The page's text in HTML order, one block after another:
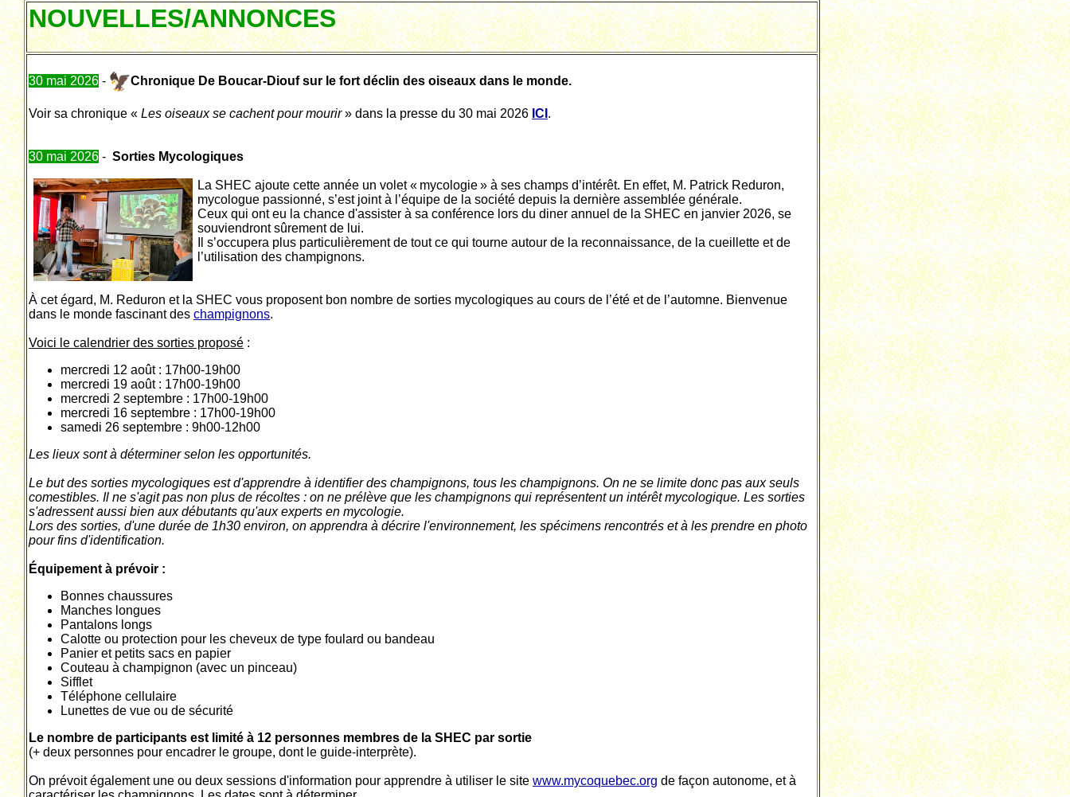
NOUVELLES/ANNONCES
30 mai 2026 - Chronique De Boucar-Diouf sur le fort déclin des oiseaux dans le monde.
Voir sa chronique « Les oiseaux se cachent pour mourir» dans la presse du 30 mai 2026 ICI .
30 mai 2026 - Sorties Mycologiques
La SHEC ajoute cette année un volet « mycologie » à ses champs d’intérêt. En effet, M. Patrick Reduron,
mycologue passionné, s’est joint à l’équipe de la société depuis la dernière assemblée générale.
Ceux qui ont eu la chance d'assister à sa conférence lors du diner annuel de la SHEC en janvier 2026, se
souviendront sûrement de lui.
Il s’occupera plus particulièrement de tout ce qui tourne autour de la reconnaissance, de la cueillette et de
l’utilisation des champignons.
À cet égard, M. Reduron et la SHEC vous proposent bon nombre de sorties mycologiques au cours de l’été et de l’automne. Bienvenue
dans le monde fascinant des champignons.
Voici le calendrier des sorties proposé :
mercredi 12 août : 17h00-19h00
mercredi 19 août : 17h00-19h00
mercredi 2 septembre : 17h00-19h00
mercredi 16 septembre : 17h00-19h00
samedi 26 septembre : 9h00-12h00
Les lieux sont à déterminer selon les opportunités.
Le but des sorties mycologiques est d'apprendre à identifier des champignons, tous les champignons. On ne se limite donc pas aux seuls
comestibles. Il ne s'agit pas non plus de récoltes : on ne prélève que les champignons qui représentent un intérêt mycologique. Les sorties
s'adressent aussi bien aux débutants qu'aux experts en mycologie.
Lors des sorties, d'une durée de 1h30 environ, on apprendra à décrire l'environnement, les spécimens rencontrés et à les prendre en photo
pour fins d'identification.
Équipement à prévoir :
Bonnes chaussures
Manches longues
Pantalons longs
Calotte ou protection pour les cheveux de type foulard ou bandeau
Panier et petits sacs en papier
Couteau à champignon (avec un pinceau)
Sifflet
Téléphone cellulaire
Lunettes de vue ou de sécurité
Le nombre de participants est limité à 12 personnes membres de la SHEC par sortie
(+ deux personnes pour encadrer le groupe, dont le guide-interprète).
On prévoit également une ou deux sessions d'information pour apprendre à utiliser le site www.mycoquebec.org de façon autonome, et à